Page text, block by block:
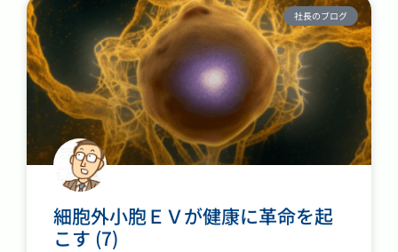
社長のブログ
細胞外小胞ＥＶが健康に革命を起
こす (7)